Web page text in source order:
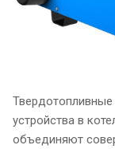
устройства в
объединяют